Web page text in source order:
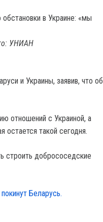
УНИАН
и Украины, заявив, что об
отношений с Украиной, а
остается такой сегодня.
строить добрососедские
Беларусь.